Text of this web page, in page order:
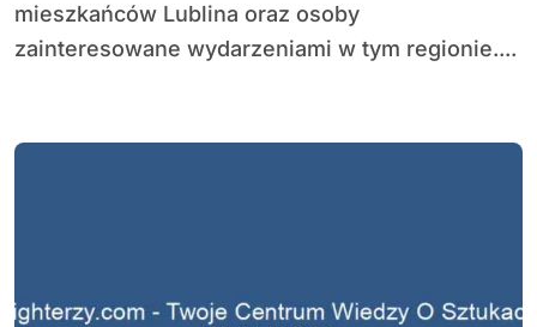
mieszkańców Lublina oraz osoby
zainteresowane wydarzeniami w tym regionie....